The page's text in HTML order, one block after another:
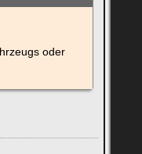
oder